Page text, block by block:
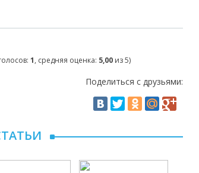
1, средняя оценка: 5,00 из 5)
Поделиться с друзьями: